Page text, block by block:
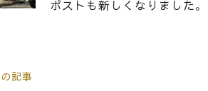
ポストも新しくなりました。
岸和田だんじり祭りの旭町
記事